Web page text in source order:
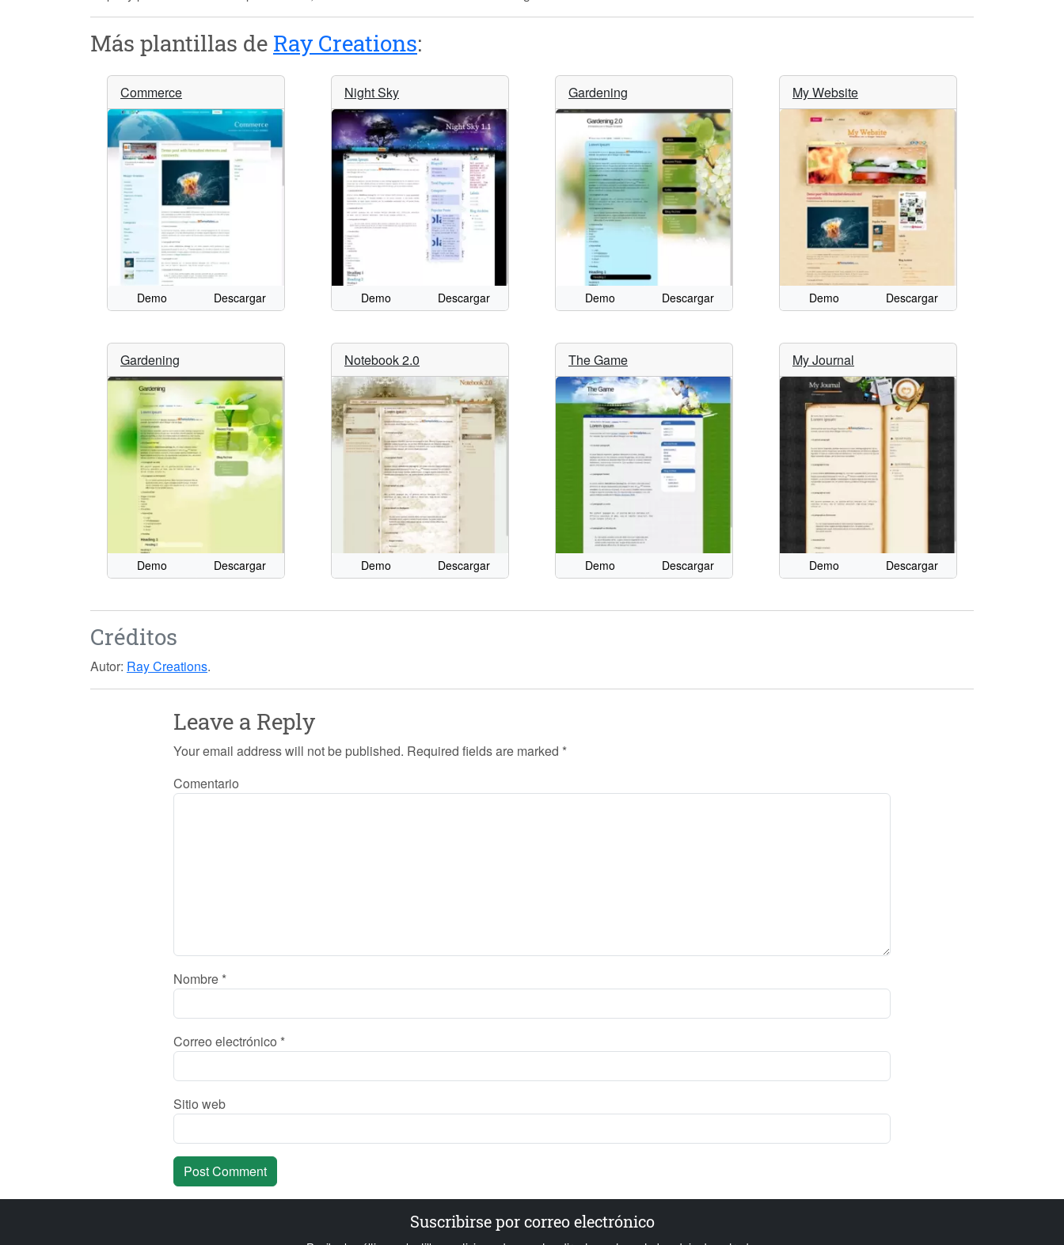
Más plantillas de Ray Creations:
Commerce
Demo Descargar
Night Sky
Demo Descargar
Gardening
Demo Descargar
My Website
Demo Descargar
Gardening
Demo Descargar
Notebook 2.0
Demo Descargar
The Game
Demo Descargar
My Journal
Demo Descargar
Créditos
Autor: Ray Creations.
Leave a Reply
Your email address will not be published. Required fields are marked *
Comentario
Nombre *
Correo electrónico *
Sitio web
Suscribirse por correo electrónico